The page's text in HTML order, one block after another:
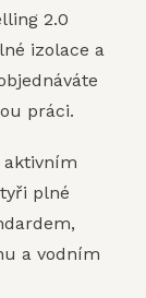
2.0
izolace a
práci.
aktivním
plné
a vodním